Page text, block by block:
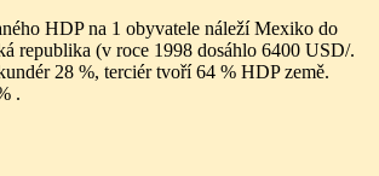
HDP na 1 obyvatele náleží Mexiko do
republika (v roce 1998 dosáhlo 6400 USD/.
28 %, terciér tvoří 64 % HDP země.
.